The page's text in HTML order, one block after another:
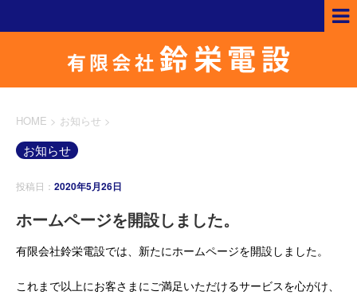
HOME > お知らせ >
お知らせ
投稿日： 2020年5月26日
ホームページを開設しました。
有限会社鈴栄電設では、新たにホームページを開設しました。
これまで以上にお客さまにご満足いただけるサービスを心がけ、